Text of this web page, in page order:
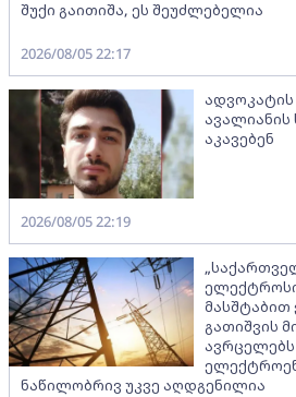
შუქი გაითიშა, ეს შეუძლებელია
2026/08/05 22:17
ავალიანის
აკავებენ
2026/08/05 22:19
გათიშვის
ნაწილობრივ უკვე აღდგენილია